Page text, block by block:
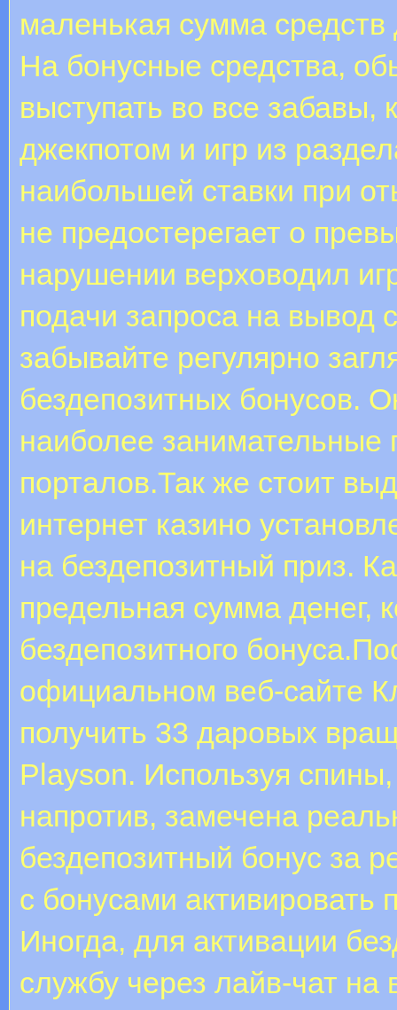
маленькая сумма средств
На бонусные средства,
выступать во все забавы,
джекпотом и игр из
наибольшей ставки при
не предостерегает о
нарушении верховодил
подачи запроса на вывод
забывайте регулярно
бездепозитных бонусов.
наиболее
порталов.Так же стоит
интернет казино
на бездепозитный приз.
предельная сумма денег,
бездепозитного
официальном веб-сайте
получить 33 даровых
Playson. Используя
напротив, замечена
бездепозитный бонус за
с бонусами активировать
Иногда, для активации
службу через лайв-чат